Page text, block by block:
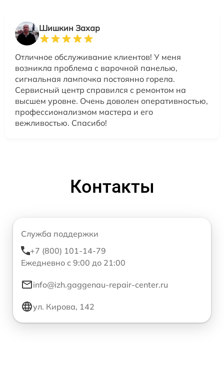
Шишкин Захар
Отличное обслуживание клиентов! У меня
возникла проблема с варочной панелью,
сигнальная лампочка постоянно горела.
Сервисный центр справился с ремонтом на
высшем уровне. Очень доволен оперативностью,
профессионализмом мастера и его
вежливостью. Спасибо!
Контакты
Служба поддержки
+7 (800) 101-14-79
Ежедневно с 9:00 до 21:00
info@izh.gaggenau-repair-center.ru
ул. Кирова, 142